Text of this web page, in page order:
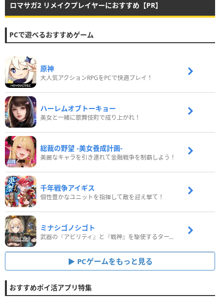
ロマサガ2 リメイクプレイヤーにおすすめ【PR】
PCで遊べるおすすめゲーム
原神
大人気アクションRPGをPCで快適プレイ！
ハーレムオブトーキョー
美女と一緒に歌舞伎町で成り上がれ！
総裁の野望 -美女養成計画-
美麗なキャラを引き連れて金融戦争を制覇しよう！
千年戦争アイギス
個性豊かなユニットを指揮して敵を迎え撃て！
ミナシゴノシゴト
武器の『アビリティ』と『戦神』を駆使するターン制コマンドバトルRPG！
PCゲームをもっと見る
おすすめポイ活アプリ特集